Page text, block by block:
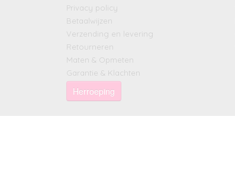
Privacy policy
Betaalwijzen
Verzending en levering
Retourneren
Maten & Opmeten
Garantie & Klachten
Herroeping